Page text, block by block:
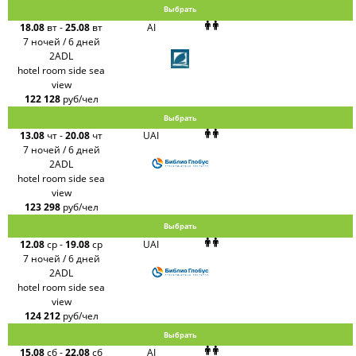
Выбрать
18.08 вт-25.08 вт
7 ночей / 6 дней
AI
2ADL
hotel room side sea
view
122 128 руб/чел
Выбрать
13.08 чт-20.08 чт
7 ночей / 6 дней
UAI
2ADL
hotel room side sea
view
123 298 руб/чел
Выбрать
12.08ср- 19.08ср
7 ночей / 6 дней
UAI
2ADL
hotel room side sea
view
124 212 руб/чел
Выбрать
15.08сб-22.08сб AI